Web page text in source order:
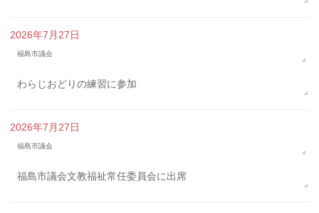
2026年7月27日
福島市議会
わらじおどりの練習に参加
2026年7月27日
福島市議会
福島市議会文教福祉常任委員会に出席